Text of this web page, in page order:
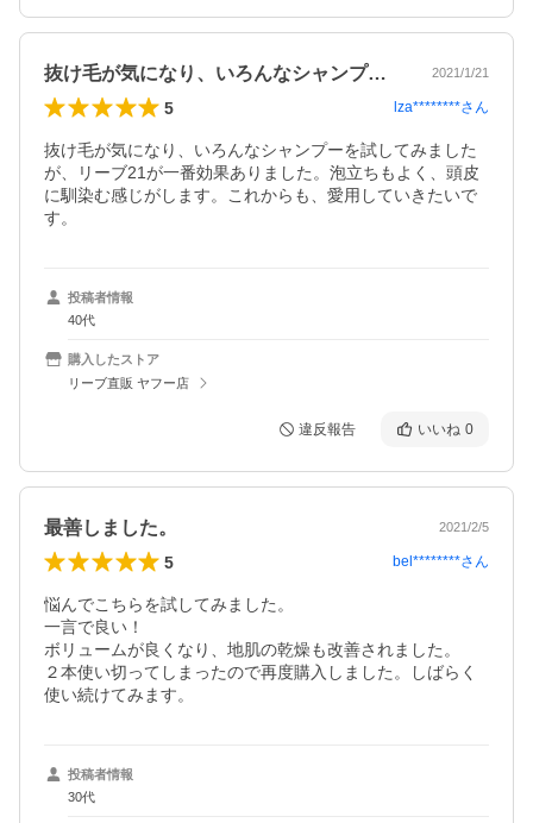
抜け毛が気になり、いろんなシャンプーを… 2021/1/21
5 lza********さん
抜け毛が気になり、いろんなシャンプーを試してみました
が、リーブ21が一番効果ありました。泡立ちもよく、頭皮
に馴染む感じがします。これからも、愛用していきたいで
す。
投稿者情報
40代
購入したストア
リーブ直販 ヤフー店
違反報告 いいね 0
最善しました。 2021/2/5
5 bel********さん
悩んでこちらを試してみました。
一言で良い！
ボリュームが良くなり、地肌の乾燥も改善されました。
２本使い切ってしまったので再度購入しました。しばらく
使い続けてみます。
投稿者情報
30代